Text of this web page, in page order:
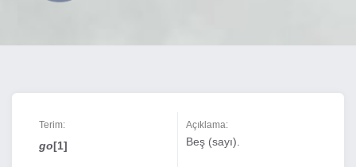
Terim:
go[1]
Açıklama:
Beş (sayı).